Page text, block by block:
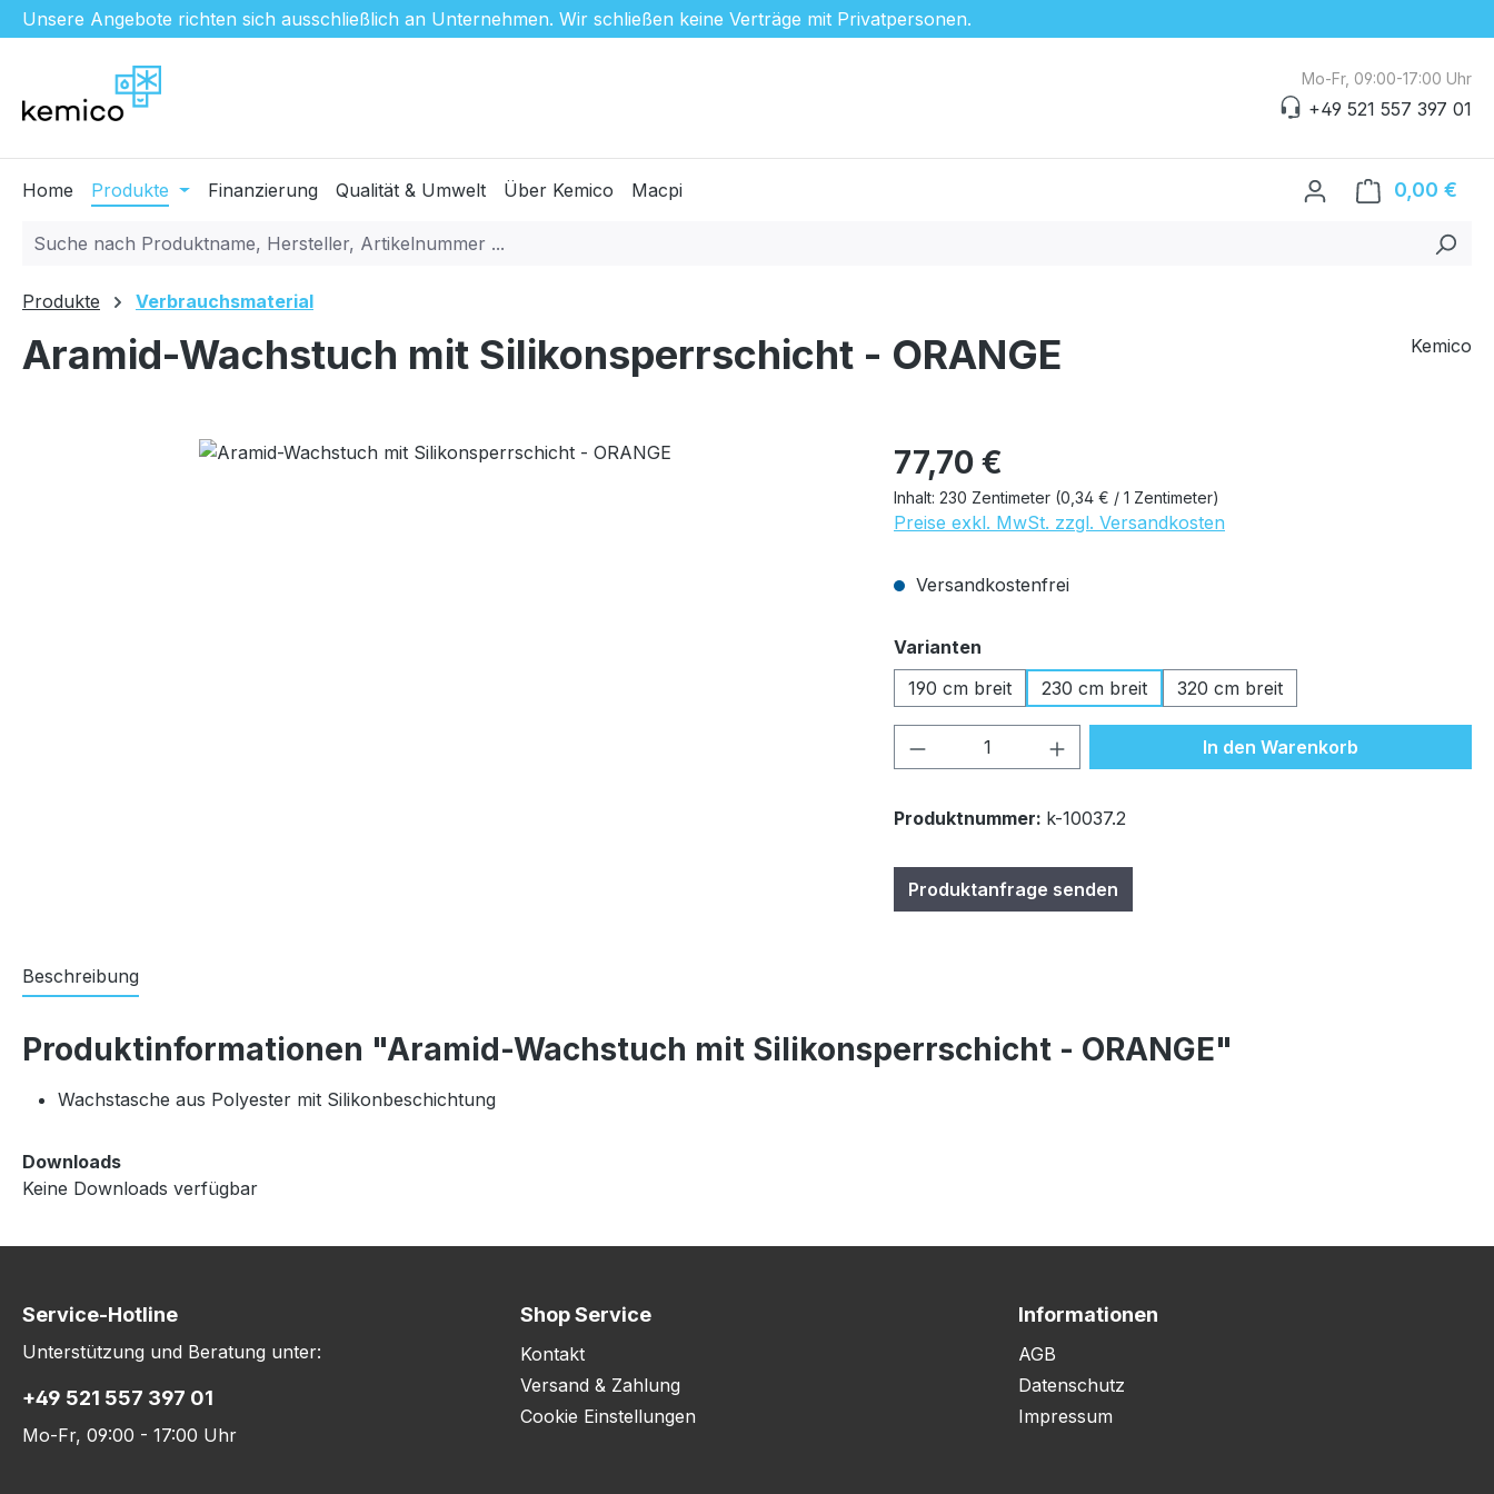
Unsere Angebote richten sich ausschließlich an Unternehmen. Wir schließen keine Verträge mit Privatpersonen.
Hauptinhalt springen
Zur Suche springen
Zur Hauptnavigation springen
Mo-Fr, 09:00-17:00 Uhr
+49 521 557 397 01
Home Produkte Finanzierung Qualität & Umwelt Über Kemico Macpi 0,00 €
Produkte Verbrauchsmaterial
Aramid-Wachstuch mit Silikonsperrschicht - ORANGE Kemico
Bildergalerie überspringen Regulärer Preis:
77,70 €
Inhalt: 230 Zentimeter (0,34 € / 1 Zentimeter)
Preise exkl. MwSt. zzgl. Versandkosten
Versandkostenfrei
Varianten
190 cm breit
230 cm breit 320 cm breit
Produkt Anzahl: Gib den gewünschten Wert
In den Warenkorb
Produktnummer: k-10037.2
Produktanfrage senden
Beschreibung
Produktinformationen "Aramid-Wachstuch mit Silikonsperrschicht - ORANGE"
Wachstasche aus Polyester mit Silikonbeschichtung
Downloads
Keine Downloads verfügbar
Service-Hotline
Unterstützung und Beratung unter:
+49 521 557 397 01
Mo-Fr, 09:00 - 17:00 Uhr
Shop Service
Kontakt
Versand & Zahlung
Cookie Einstellungen
Informationen
AGB
Datenschutz
Impressum